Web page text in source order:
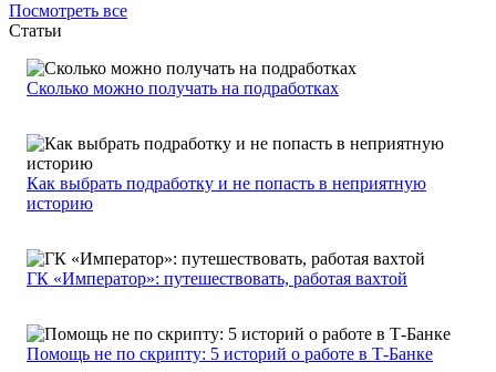
Посмотреть все
Статьи
Сколько можно получать на подработках
Как выбрать подработку и не попасть в неприятную
историю
ГК «Император»: путешествовать, работая вахтой
Помощь не по скрипту: 5 историй о работе в Т-Банке